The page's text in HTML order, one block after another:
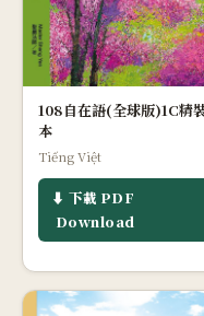
108自在語(全球版)1C精
本
Tiếng Việt
⬇ 下載 PDF
Download